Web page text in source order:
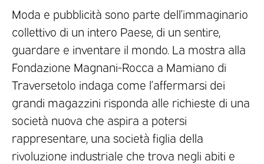
Moda e pubblicità sono parte dell’immaginario
collettivo di un intero Paese, di un sentire,
guardare e inventare il mondo. La mostra alla
Fondazione Magnani-Rocca a Mamiano di
Traversetolo indaga come l’affermarsi dei
grandi magazzini risponda alle richieste di una
società nuova che aspira a potersi
rappresentare, una società figlia della
rivoluzione industriale che trova negli abiti e